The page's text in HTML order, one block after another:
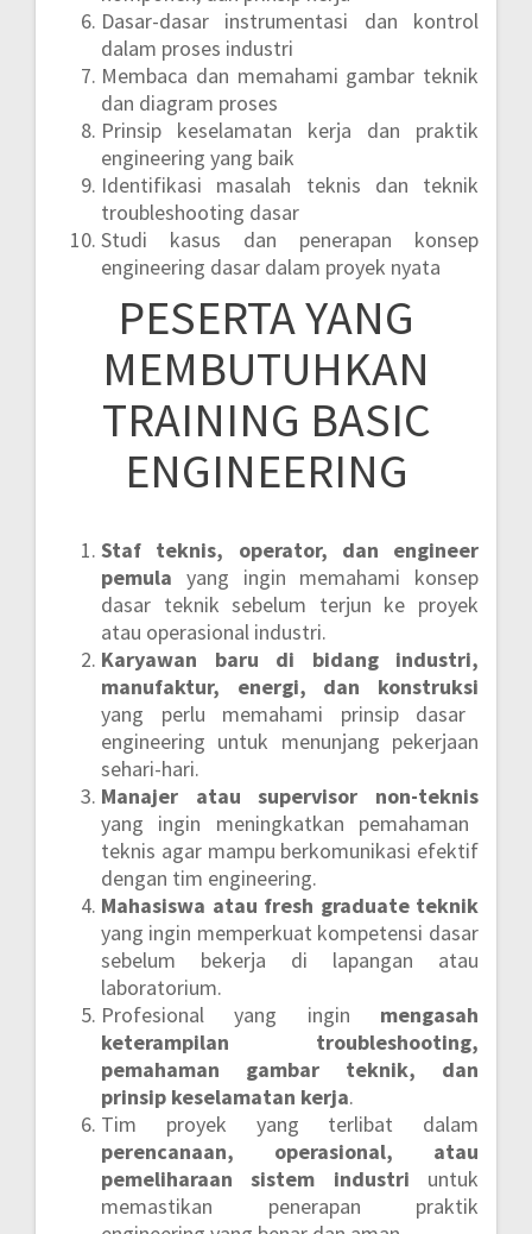
Dasar-dasar instrumentasi dan kontrol
dalam proses industri
Membaca dan memahami gambar teknik
dan diagram proses
Prinsip keselamatan kerja dan praktik
engineering yang baik
Identifikasi masalah teknis dan teknik
troubleshooting dasar
Studi kasus dan penerapan konsep
engineering dasar dalam proyek nyata
PESERTA YANG
MEMBUTUHKAN
TRAINING BASIC
ENGINEERING
Staf teknis, operator, dan engineer
pemula yang ingin memahami konsep
dasar teknik sebelum terjun ke proyek
atau operasional industri.
Karyawan baru di bidang industri,
manufaktur, energi, dan konstruksi
yang perlu memahami prinsip dasar
engineering untuk menunjang pekerjaan
sehari-hari.
Manajer atau supervisor non-teknis
yang ingin meningkatkan pemahaman
teknis agar mampu berkomunikasi efektif
dengan tim engineering.
Mahasiswa atau fresh graduate teknik
yang ingin memperkuat kompetensi dasar
sebelum bekerja di lapangan atau
laboratorium.
Profesional yang ingin mengasah
keterampilan troubleshooting,
pemahaman gambar teknik, dan
prinsip keselamatan kerja.
Tim proyek yang terlibat dalam
perencanaan, operasional, atau
pemeliharaan sistem industri untuk
memastikan penerapan praktik